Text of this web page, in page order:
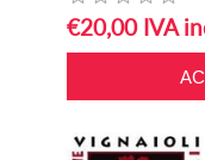
€20,00 IVA